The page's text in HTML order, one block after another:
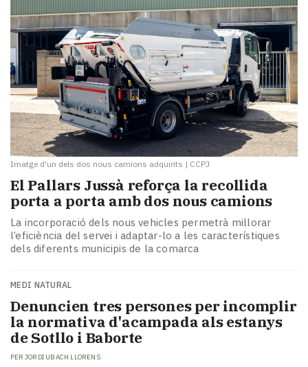
Imatge d'un dels dos nous camions adquirits | CCPJ
El Pallars Jussà reforça la recollida
porta a porta amb dos nous camions
La incorporació dels nous vehicles permetrà millorar
l’eficiència del servei i adaptar-lo a les característiques
dels diferents municipis de la comarca
MEDI NATURAL
Denuncien tres persones per incomplir
la normativa d'acampada als estanys
de Sotllo i Baborte
PER JORDI UBACH LLORENS